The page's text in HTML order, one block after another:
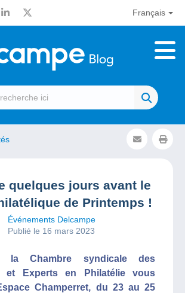
Français
quelques jours avant le
de Printemps !
Événements Delcampe
Publié le 16 mars 2023
la Chambre syndicale des
et Experts en Philatélie vous
Champerret, du 23 au 25